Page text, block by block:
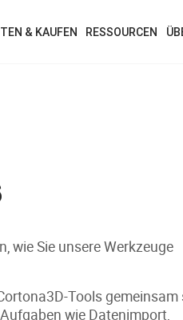
& KAUFEN RESSOURCEN
wie Sie unsere Werkzeuge
Tools gemeinsam
wie Datenimport,